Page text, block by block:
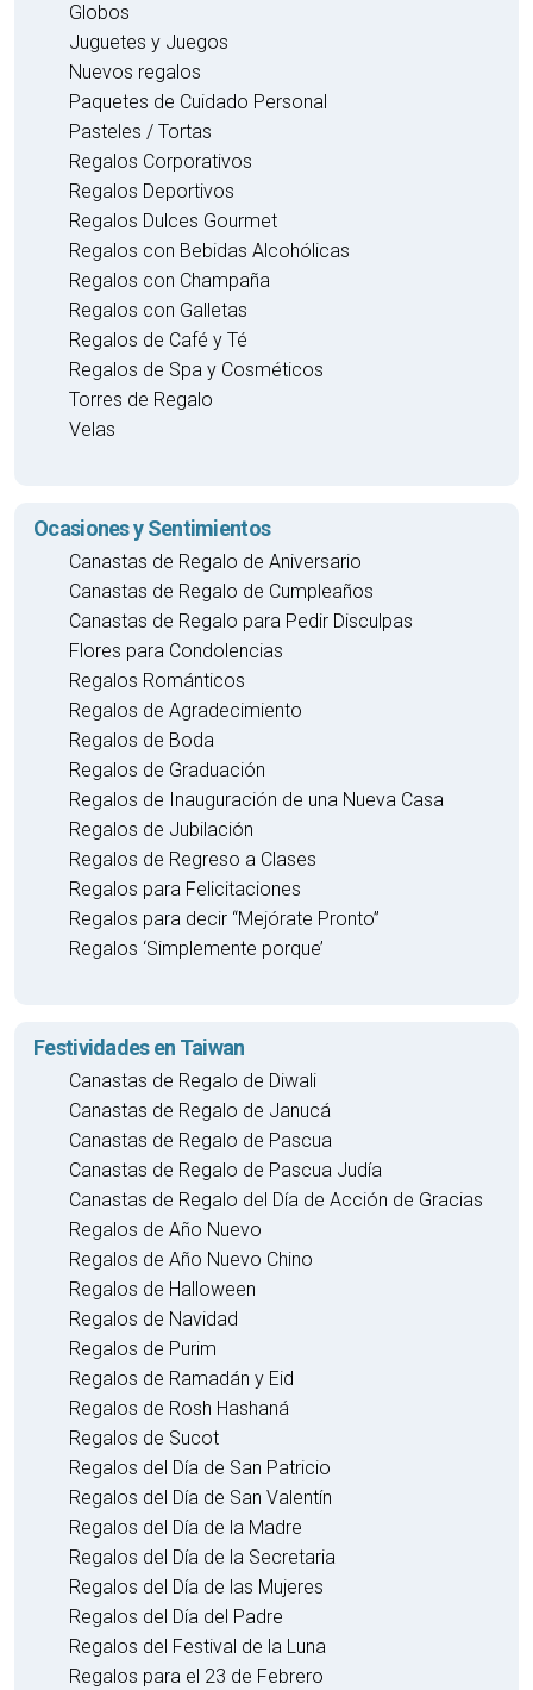
Globos
Juguetes y Juegos
Nuevos regalos
Paquetes de Cuidado Personal
Pasteles / Tortas
Regalos Corporativos
Regalos Deportivos
Regalos Dulces Gourmet
Regalos con Bebidas Alcohólicas
Regalos con Champaña
Regalos con Galletas
Regalos de Café y Té
Regalos de Spa y Cosméticos
Torres de Regalo
Velas
Ocasiones y Sentimientos
Canastas de Regalo de Aniversario
Canastas de Regalo de Cumpleaños
Canastas de Regalo para Pedir Disculpas
Flores para Condolencias
Regalos Románticos
Regalos de Agradecimiento
Regalos de Boda
Regalos de Graduación
Regalos de Inauguración de una Nueva Casa
Regalos de Jubilación
Regalos de Regreso a Clases
Regalos para Felicitaciones
Regalos para decir “Mejórate Pronto”
Regalos ‘Simplemente porque’
Festividades en Taiwan
Canastas de Regalo de Diwali
Canastas de Regalo de Janucá
Canastas de Regalo de Pascua
Canastas de Regalo de Pascua Judía
Canastas de Regalo del Día de Acción de Gracias
Regalos de Año Nuevo
Regalos de Año Nuevo Chino
Regalos de Halloween
Regalos de Navidad
Regalos de Purim
Regalos de Ramadán y Eid
Regalos de Rosh Hashaná
Regalos de Sucot
Regalos del Día de San Patricio
Regalos del Día de San Valentín
Regalos del Día de la Madre
Regalos del Día de la Secretaria
Regalos del Día de las Mujeres
Regalos del Día del Padre
Regalos del Festival de la Luna
Regalos para el 23 de Febrero